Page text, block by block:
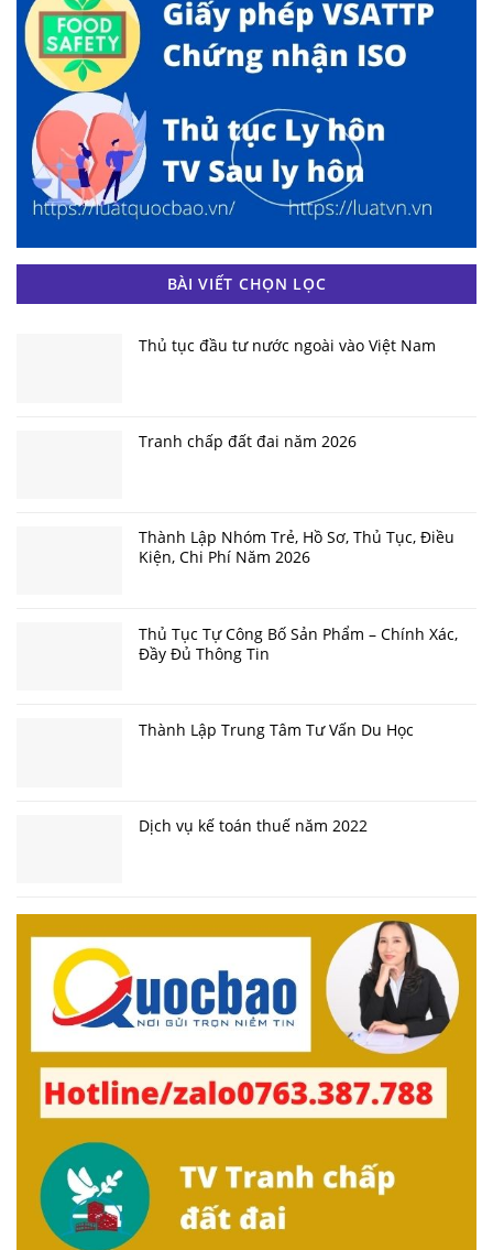
BÀI VIẾT CHỌN LỌC
Thủ tục đầu tư nước ngoài vào Việt Nam
Tranh chấp đất đai năm 2026
Thành Lập Nhóm Trẻ, Hồ Sơ, Thủ Tục, Điều
Kiện, Chi Phí Năm 2026
Thủ Tục Tự Công Bố Sản Phẩm – Chính Xác,
Đầy Đủ Thông Tin
Thành Lập Trung Tâm Tư Vấn Du Học
Dịch vụ kế toán thuế năm 2022